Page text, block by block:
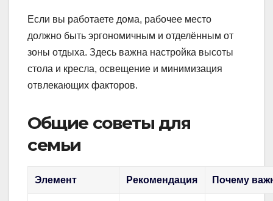
Если вы работаете дома, рабочее место
должно быть эргономичным и отделённым от
зоны отдыха. Здесь важна настройка высоты
стола и кресла, освещение и минимизация
отвлекающих факторов.
Общие советы для
семьи
Элемент Рекомендация Почему